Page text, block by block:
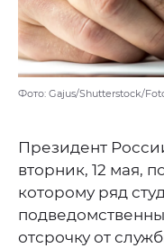
Фото: Gajus/Shutterstock/
Президент
вторник, 12 мая,
которому ряд
отсрочку от